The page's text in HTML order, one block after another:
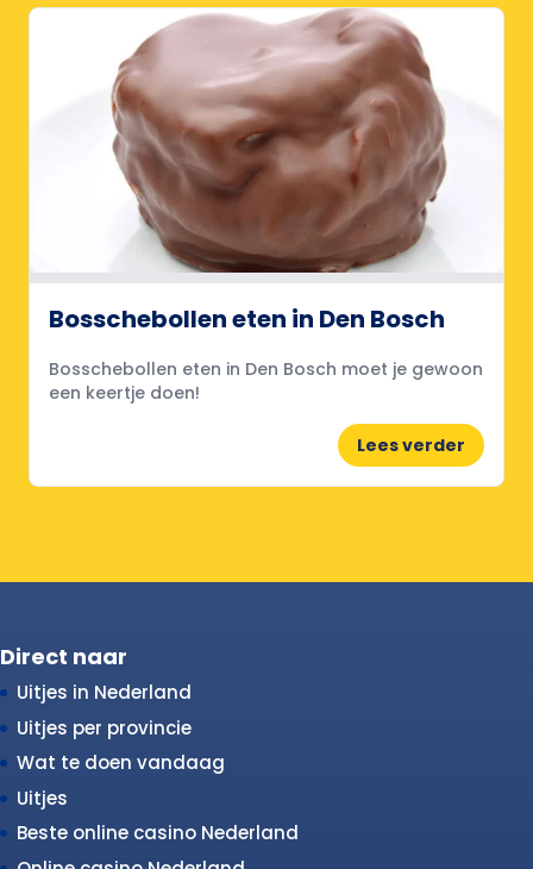
Bosschebollen eten in Den Bosch
Bosschebollen eten in Den Bosch moet je gewoon
een keertje doen!
Lees verder
Direct naar
Uitjes in Nederland
Uitjes per provincie
Wat te doen vandaag
Uitjes
Beste online casino Nederland